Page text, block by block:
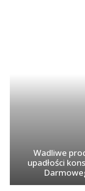
Wadliwe
upadłości